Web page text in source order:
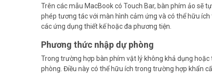
Trên các mẫu MacBook có Touch Bar, bàn phím ảo sẽ
phép tương tác với màn hình cảm ứng và có thể hữu
các ứng dụng thiết kế hoặc đa phương tiện.
Phương thức nhập dự phòng
Trong trường hợp bàn phím vật lý không khả dụng
phòng. Điều này có thể hữu ích trong trường hợp khẩn